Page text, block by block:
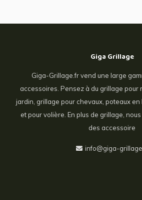
Giga Grillage
Giga-Grillage.fr vend une large
accessoires. Pensez à du grillage pour
jardin, grillage pour chevaux, poteaux
et pour volière. En plus de grillage,
des accessoire
info@giga-